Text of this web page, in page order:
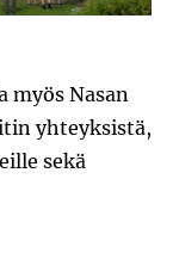
myös Nasan
yhteyksistä,
sekä